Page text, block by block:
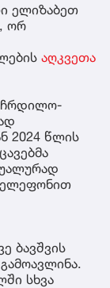
ელიზაბეთ
ორ
აღკვეთა
ჩრდილო-
2024 წლის
ბავშვის
სხვა